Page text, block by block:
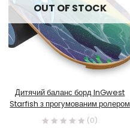
OUT OF STOCK
Дитячий баланс борд InGwest
Starfish з прогумованим ролером
(0)